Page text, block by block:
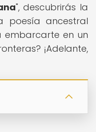
", descubrirás la
poesía ancestral
embarcarte en un
¡Adelante,